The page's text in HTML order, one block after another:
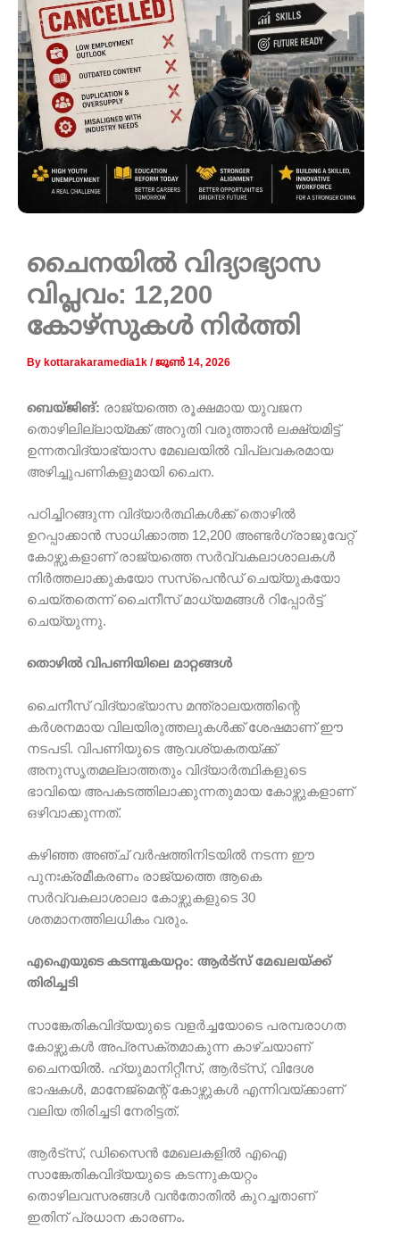
ചൈനയിൽ വിദ്യാഭ്യാസ
വിപ്ലവം: 12,200
കോഴ്‌സുകൾ നിർത്തി
By kottarakaramedia1k /ജൂൺ 14, 2026
ബെയ്ജിങ്: രാജ്യത്തെ രൂക്ഷമായ യുവജന
തൊഴിലില്ലായ്മക്ക് അറുതി വരുത്താൻ ലക്ഷ്യമിട്ട്
ഉന്നതവിദ്യാഭ്യാസ മേഖലയിൽ വിപ്ലവകരമായ
അഴിച്ചുപണികളുമായി ചൈന.
പഠിച്ചിറങ്ങുന്ന വിദ്യാർത്ഥികൾക്ക് തൊഴിൽ
ഉറപ്പാക്കാൻ സാധിക്കാത്ത 12,200 അണ്ടർഗ്രാജുവേറ്റ്
കോഴ്സുകളാണ് രാജ്യത്തെ സർവ്വകലാശാലകൾ
നിർത്തലാക്കുകയോ സസ്പെൻഡ് ചെയ്യുകയോ
ചെയ്തതെന്ന് ചൈനീസ് മാധ്യമങ്ങൾ റിപ്പോർട്ട്
ചെയ്യുന്നു.
തൊഴിൽ വിപണിയിലെ മാറ്റങ്ങൾ
ചൈനീസ് വിദ്യാഭ്യാസ മന്ത്രാലയത്തിന്റെ
കർശനമായ വിലയിരുത്തലുകൾക്ക് ശേഷമാണ് ഈ
നടപടി. വിപണിയുടെ ആവശ്യകതയ്ക്ക്
അനുസൃതമല്ലാത്തതും വിദ്യാർത്ഥികളുടെ
ഭാവിയെ അപകടത്തിലാക്കുന്നതുമായ കോഴ്സുകളാണ്
ഒഴിവാക്കുന്നത്.
കഴിഞ്ഞ അഞ്ച് വർഷത്തിനിടയിൽ നടന്ന ഈ
പുനഃക്രമീകരണം രാജ്യത്തെ ആകെ
സർവ്വകലാശാലാ കോഴ്സുകളുടെ 30
ശതമാനത്തിലധികം വരും.
എഐയുടെ കടന്നുകയറ്റം: ആർട്സ് മേഖലയ്ക്ക്
തിരിച്ചടി
സാങ്കേതികവിദ്യയുടെ വളർച്ചയോടെ പരമ്പരാഗത
കോഴ്സുകൾ അപ്രസക്തമാകുന്ന കാഴ്ചയാണ്
ചൈനയിൽ. ഹ്യുമാനിറ്റീസ്, ആർട്സ്, വിദേശ
ഭാഷകൾ, മാനേജ്മെന്റ് കോഴ്സുകൾ എന്നിവയ്ക്കാണ്
വലിയ തിരിച്ചടി നേരിട്ടത്.
ആർട്സ്, ഡിസൈൻ മേഖലകളിൽ എഐ
സാങ്കേതികവിദ്യയുടെ കടന്നുകയറ്റം
തൊഴിലവസരങ്ങൾ വൻതോതിൽ കുറച്ചതാണ്
ഇതിന് പ്രധാന കാരണം.